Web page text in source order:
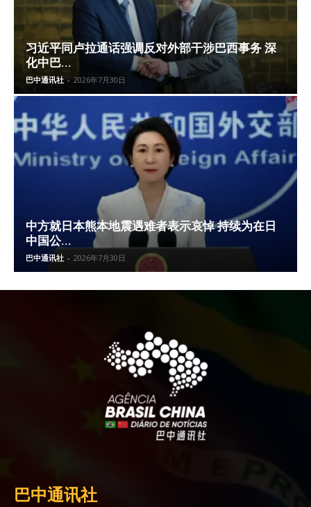
习近平同卢拉通话强调反对外部干涉巴西事务 深
化中巴...
巴中通讯社 - 2026年7月30日
中方就日本熊本地震遇难者表示哀悼 持续为在日
中国公...
巴中通讯社 - 2026年7月30日
巴中通讯社